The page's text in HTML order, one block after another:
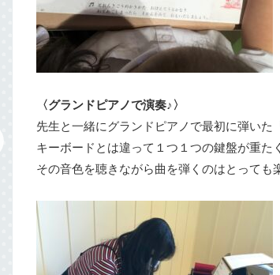
〈グランドピアノで演奏♪〉
先生と一緒にグランドピアノで最初に弾いた
キーボードとは違って１つ１つの鍵盤が重た
その音色を聴きながら曲を弾くのはとっても